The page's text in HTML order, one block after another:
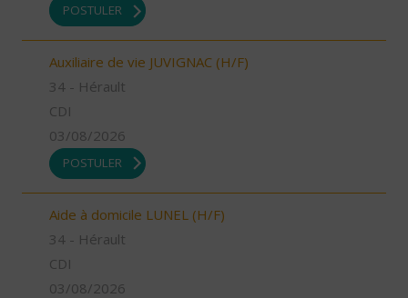
POSTULER
Auxiliaire de vie JUVIGNAC (H/F)
34 - Hérault
CDI
03/08/2026
POSTULER
Aide à domicile LUNEL (H/F)
34 - Hérault
CDI
03/08/2026